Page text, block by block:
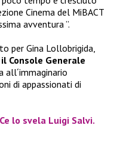
Cinema del MiBACT
avventura ”.
per Gina Lollobrigida,
Console Generale
all´immaginario
di appassionati di
lo svela Luigi Salvi.